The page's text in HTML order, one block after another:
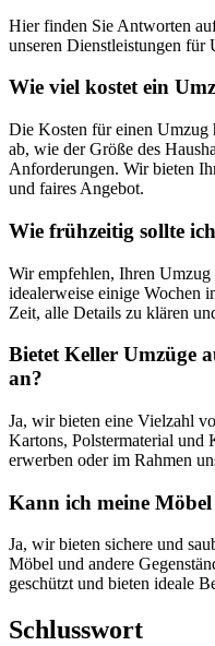
Hier finden Sie Antworten
unseren Dienstleistungen für
Wie viel kostet ein
Die Kosten für einen Umzug
ab, wie der Größe des
Anforderungen. Wir bieten
und faires Angebot.
Wie frühzeitig sollte
Wir empfehlen, Ihren
idealerweise einige Wochen
Zeit, alle Details zu klären
Bietet Keller Umzüge
an?
Ja, wir bieten eine Vielzahl
Kartons, Polstermaterial und
erwerben oder im Rahmen
Kann ich meine Möbel
Ja, wir bieten sichere und
Möbel und andere
geschützt und bieten ideale
Schlusswort